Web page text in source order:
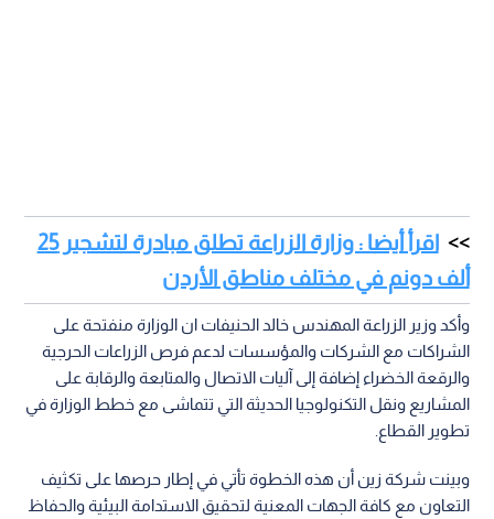
اقرأ أيضا : وزارة الزراعة تطلق مبادرة لتشجير 25
ألف دونم في مختلف مناطق الأردن
وأكد وزير الزراعة المهندس خالد الحنيفات ان الوزارة منفتحة على
الشراكات مع الشركات والمؤسسات لدعم فرص الزراعات الحرجية
والرقعة الخضراء إضافة إلى آليات الاتصال والمتابعة والرقابة على
المشاريع ونقل التكنولوجيا الحديثة التي تتماشى مع خطط الوزارة في
تطوير القطاع.
وبينت شركة زين أن هذه الخطوة تأتي في إطار حرصها على تكثيف
التعاون مع كافة الجهات المعنية لتحقيق الاستدامة البيئية والحفاظ